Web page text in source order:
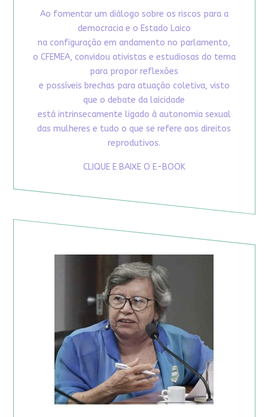
Ao fomentar um diálogo sobre os riscos para a
democracia e o Estado Laico
na configuração em andamento no parlamento,
o CFEMEA, convidou ativistas e estudiosas do tema
para propor reflexões
e possíveis brechas para atuação coletiva, visto
que o debate da laicidade
está intrinsecamente ligado à autonomia sexual
das mulheres e tudo o que se refere aos direitos
reprodutivos.
CLIQUE E BAIXE O E-BOOK